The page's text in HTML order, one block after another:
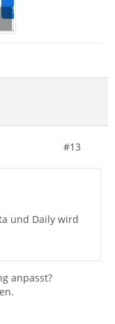
#13
und Daily wird
anpasst?